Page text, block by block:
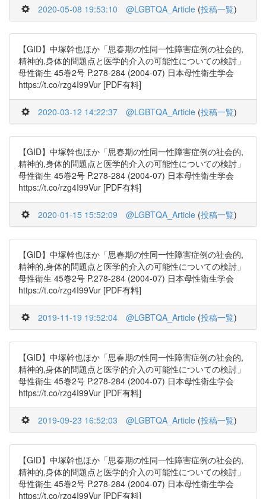
2020-05-08 19:53:10 @LGBTQA_Article (投稿一覧)
【GID】中塚幹也ほか「思春期の性同一性障害症例の社会的,
精神的,身体的問題点と医学的介入の可能性についての検討」
母性衛生 45巻2号 P.278-284 (2004-07) 日本母性衛生学会
https://t.co/rzg4I99Vur [PDF有料]
2020-03-12 14:22:37 @LGBTQA_Article (投稿一覧)
【GID】中塚幹也ほか「思春期の性同一性障害症例の社会的,
精神的,身体的問題点と医学的介入の可能性についての検討」
母性衛生 45巻2号 P.278-284 (2004-07) 日本母性衛生学会
https://t.co/rzg4I99Vur [PDF有料]
2020-01-15 15:52:09 @LGBTQA_Article (投稿一覧)
【GID】中塚幹也ほか「思春期の性同一性障害症例の社会的,
精神的,身体的問題点と医学的介入の可能性についての検討」
母性衛生 45巻2号 P.278-284 (2004-07) 日本母性衛生学会
https://t.co/rzg4I99Vur [PDF有料]
2019-11-19 19:52:04 @LGBTQA_Article (投稿一覧)
【GID】中塚幹也ほか「思春期の性同一性障害症例の社会的,
精神的,身体的問題点と医学的介入の可能性についての検討」
母性衛生 45巻2号 P.278-284 (2004-07) 日本母性衛生学会
https://t.co/rzg4I99Vur [PDF有料]
2019-09-23 16:52:03 @LGBTQA_Article (投稿一覧)
【GID】中塚幹也ほか「思春期の性同一性障害症例の社会的,
精神的,身体的問題点と医学的介入の可能性についての検討」
母性衛生 45巻2号 P.278-284 (2004-07) 日本母性衛生学会
https://t.co/rzg4I99Vur [PDF有料]